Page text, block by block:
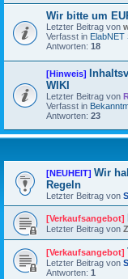
Wir bitte um
Letzter Beitrag von
Verfasst in ElabNET
Antworten: 18
[Hinweis]
WIKI
Letzter Beitrag von
Verfasst in
Antworten: 23
[NEUHEIT] Wir
Regeln
Letzter Beitrag von
[Verkaufsangebot]
Letzter Beitrag von
[Verkaufsangebot]
Letzter Beitrag von
Antworten: 1